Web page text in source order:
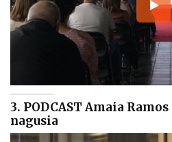
3. PODCAST Amaia
nagusia